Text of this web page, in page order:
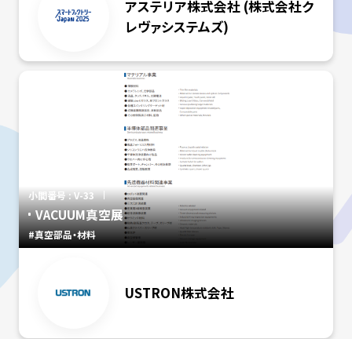
アステリア株式会社 (株式会社ク
レヴァシステムズ)
小間番号 : V-33
VACUUM真空展
#真空部品・材料
USTRON株式会社